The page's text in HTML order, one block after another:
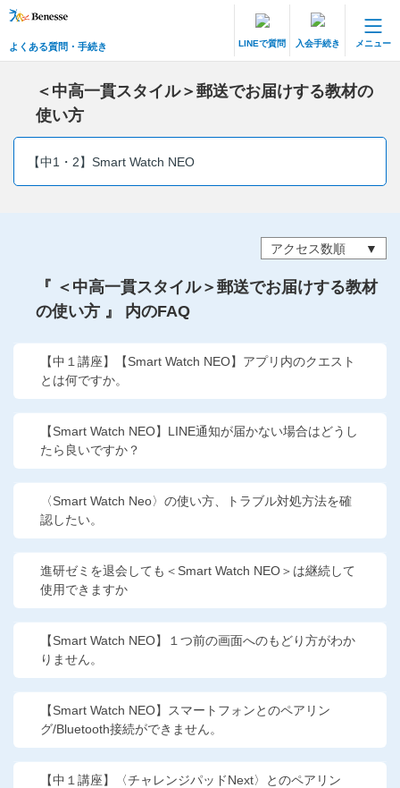
よくある質問・手続き LINEで質問 入会手続き メニュー
よくある質問・手続き
登録情報の変更・各種お手続き
会員ページへログイン
お客様サポート(手続き・照会)
カテゴリーから探す
お問い合わせ窓口
他の講座のよくある質問・手続きはこちら
こどもちゃれんじ
進研ゼミ 小学講座
進研ゼミ 中学講座
進研ゼミ中学講座中高一貫のご紹介はこちら
＜中高一貫スタイル＞郵送でお届けする教材の
使い方
【中1・2】Smart Watch NEO
アクセス数順
『 ＜中高一貫スタイル＞郵送でお届けする教材
の使い方 』 内のFAQ
【中１講座】【Smart Watch NEO】アプリ内のクエスト
とは何ですか。
【Smart Watch NEO】LINE通知が届かない場合はどうし
たら良いですか？
〈Smart Watch Neo〉の使い方、トラブル対処方法を確
認したい。
進研ゼミを退会しても＜Smart Watch NEO＞は継続して
使用できますか
【Smart Watch NEO】１つ前の画面へのもどり方がわか
りません。
【Smart Watch NEO】スマートフォンとのペアリン
グ/Bluetooth接続ができません。
【中１講座】〈チャレンジパッドNext〉とのペアリン